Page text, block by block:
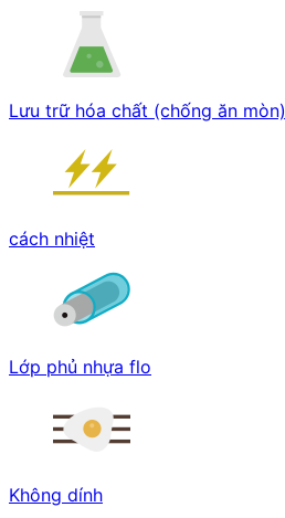
Lưu trữ hóa chất (chống ăn mòn)
cách nhiệt
Lớp phủ nhựa flo
Không dính